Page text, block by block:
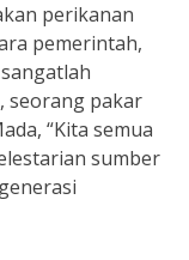
perikanan
pemerintah,
seorang pakar
“Kita semua
sumber